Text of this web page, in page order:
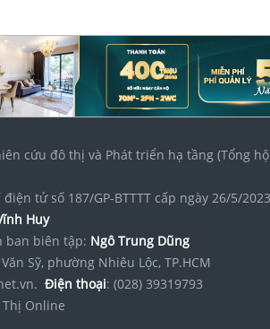
cứu đô thị và Phát triển hạ tầng (Tổng
tử số 187/GP-BTTTT cấp ngày 26/5/2023
Huy
ban biên tập: Ngô Trung Dũng
Sỹ, phường Nhiêu Lộc, TP.HCM
Điện thoại: (028) 39319793
Online